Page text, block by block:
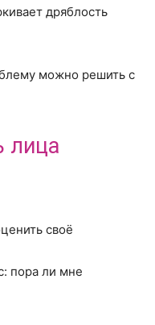
дряблость
можно решить с
лица
своё
пора ли мне